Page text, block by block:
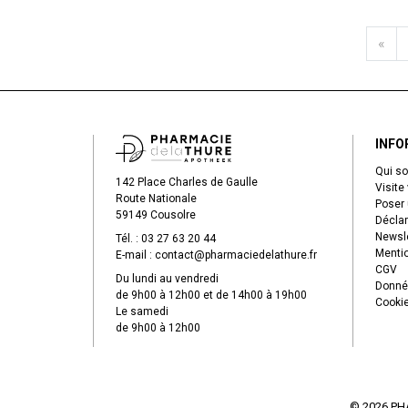
«
142 Place Charles de Gaulle
Route Nationale
59149 Cousolre
Tél. : 03 27 63 20 44
E-mail : contact@pharmaciedelathure.fr
Du lundi au vendredi
de 9h00 à 12h00 et de 14h00 à 19h00
Le samedi
de 9h00 à 12h00
Qui
Visite
CGV